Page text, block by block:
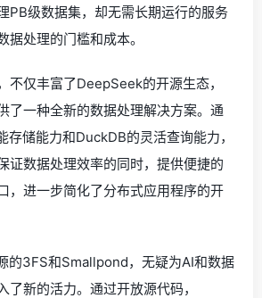
PB级数据集，却无需长期运行的服务
据处理的门槛和成本。
不仅丰富了DeepSeek的开源生态，
了一种全新的数据处理解决方案。通
存储能力和DuckDB的灵活查询能力，
证数据处理效率的同时，提供便捷的
，进一步简化了分布式应用程序的开
的3FS和Smallpond，无疑为AI和数据
了新的活力。通过开放源代码，